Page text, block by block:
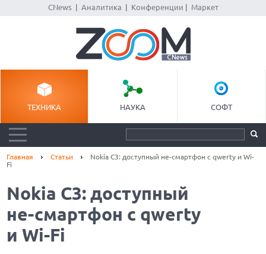
CNews| Аналитика Конференции Маркет
ТЕХНИКА НАУКА СОФТ
Главная Статьи
Nokia C3: доступный не-смартфон с qwerty и Wi-
Fi
Nokia C3: доступный
не-смартфон с qwerty
и Wi-Fi